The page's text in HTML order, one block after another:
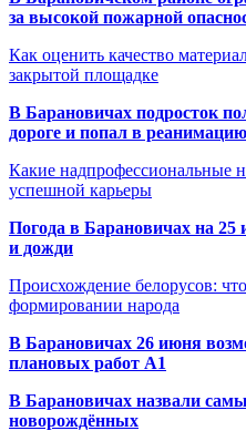
за высокой пожарной
Как оценить качество
закрытой площадке
В Барановичах подросток
дороге и попал в реанимацию
Какие надпрофессиональные
успешной карьеры
Погода в Барановичах на 25
и дожди
Происхождение белорусов:
формировании народа
В Барановичах 26 июня
плановых работ A1
В Барановичах назвали
новорождённых